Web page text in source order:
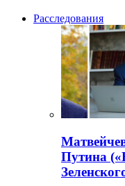
Расследования
Путина